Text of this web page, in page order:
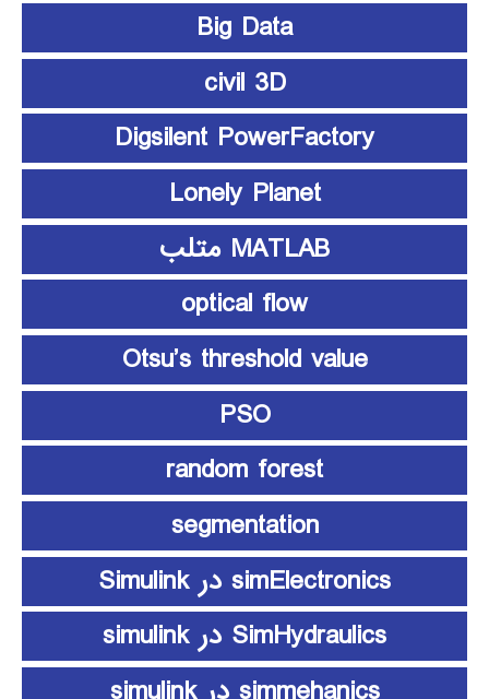
Big Data
civil 3D
Digsilent PowerFactory
Lonely Planet
MATLAB متلب
optical flow
Otsu’s threshold value
PSO
random forest
segmentation
simElectronics در Simulink
SimHydraulics در simulink